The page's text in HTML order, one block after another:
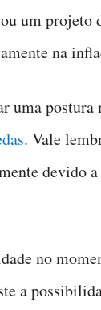
um
na
uma
. Vale
devido
no
a